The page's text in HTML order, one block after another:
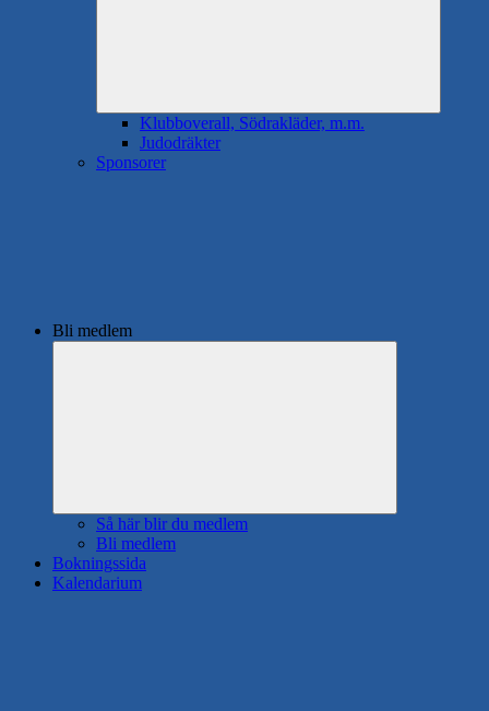
Klubboverall, Södrakläder, m.m.
Judodräkter
Sponsorer
Bli medlem
Så här blir du medlem
Bli medlem
Bokningssida
Kalendarium